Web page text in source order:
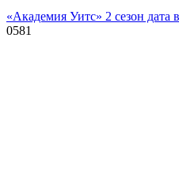
«Академия Уитс» 2 сезон дата
0581